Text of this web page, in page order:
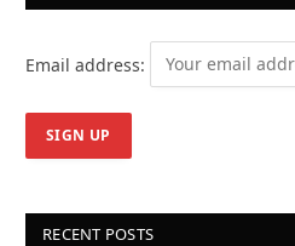
Email address:
RECENT POSTS